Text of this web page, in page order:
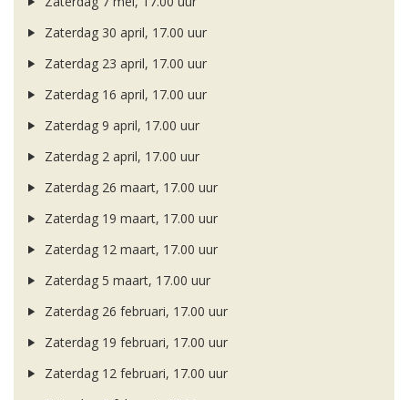
Zaterdag 30 april, 17.00 uur
Zaterdag 23 april, 17.00 uur
Zaterdag 16 april, 17.00 uur
Zaterdag 9 april, 17.00 uur
Zaterdag 2 april, 17.00 uur
Zaterdag 26 maart, 17.00 uur
Zaterdag 19 maart, 17.00 uur
Zaterdag 12 maart, 17.00 uur
Zaterdag 5 maart, 17.00 uur
Zaterdag 26 februari, 17.00 uur
Zaterdag 19 februari, 17.00 uur
Zaterdag 12 februari, 17.00 uur